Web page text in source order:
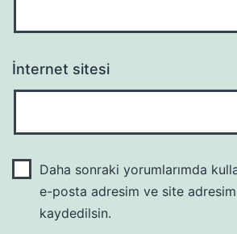
İnternet sitesi
Daha sonraki yorumlarımda
e-posta adresim ve site adresim
kaydedilsin.